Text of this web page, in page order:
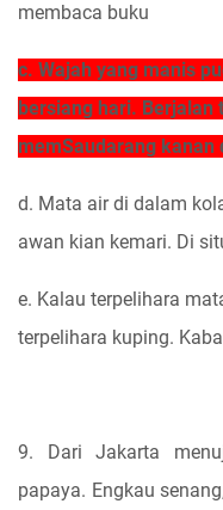
membaca buku
c. Wajah yang manis
bersiang hari.
memSaudarang kanan
d. Mata air di dalam
awan kian kemari. Di
e. Kalau terpelihara
terpelihara kuping.
9. Dari Jakarta
papaya. Engkau